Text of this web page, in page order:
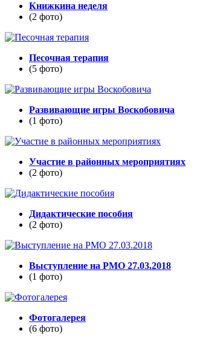
Книжкина неделя
(2 фото)
Песочная терапия
(5 фото)
Развивающие игры Воскобовича
(1 фото)
Участие в районных мероприятиях
(2 фото)
Дидактические пособия
(2 фото)
Выступление на РМО 27.03.2018
(1 фото)
Фотогалерея
(6 фото)